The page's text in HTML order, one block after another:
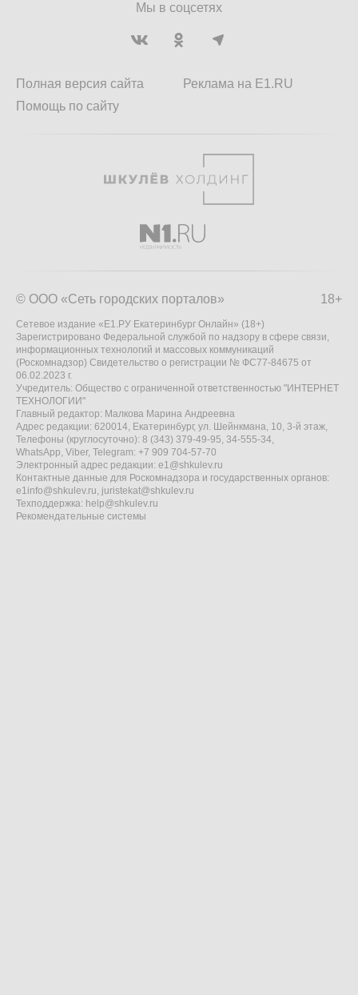
Мы в соцсетях
Полная версия сайта
Помощь по сайту
Реклама на E1.RU
18+
© ООО «Сеть городских порталов»
Сетевое издание «Е1.РУ Екатеринбург Онлайн» (18+)
Зарегистрировано Федеральной службой по надзору в сфере связи,
информационных технологий и массовых коммуникаций
(Роскомнадзор) Свидетельство о регистрации № ФС77-84675 от
06.02.2023 г.
Учредитель: Общество с ограниченной ответственностью "ИНТЕРНЕТ
ТЕХНОЛОГИИ"
Главный редактор: Малкова Марина Андреевна
Адрес редакции: 620014, Екатеринбург, ул. Шейнкмана, 10, 3-й этаж,
Телефоны (круглосуточно): 8 (343) 379-49-95, 34-555-34,
WhatsApp, Viber, Telegram: +7 909 704-57-70
Электронный адрес редакции: e1@shkulev.ru
Контактные данные для Роскомнадзора и государственных органов:
e1info@shkulev.ru, juristekat@shkulev.ru
Техподдержка: help@shkulev.ru
Рекомендательные системы